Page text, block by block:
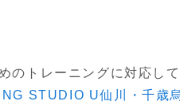
のトレーニングに対応し
STUDIO U仙川・千歳